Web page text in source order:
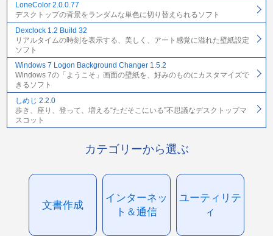
LoneColor 2.0.0.77
デスクトップの背景をランダムな単色に切り替えられるソフト
Dexclock 1.2 Build 32
リアルタイムの時刻を表示する、美しく、アート感覚に溢れた壁紙設定
ソフト
Windows 7 Logon Background Changer 1.5.2
Windows 7の「ようこそ」画面の壁紙を、好みのものにカスタマイズで
きるソフト
しめじ 2.2.0
歩き、座り、登って、増える“ただそこにいる”不思議なデスクトップマ
スコット
カテゴリーから選ぶ
文書作成
インターネッ
ト＆通信
ユーティリテ
ィ